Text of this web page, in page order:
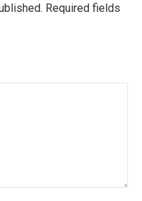
Required fields